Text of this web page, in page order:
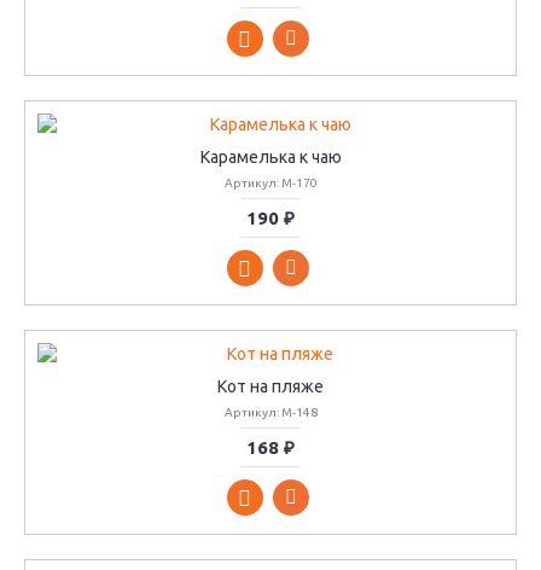
Карамелька к чаю
Артикул: М-170
190 ₽
Кот на пляже
Артикул: М-148
168 ₽